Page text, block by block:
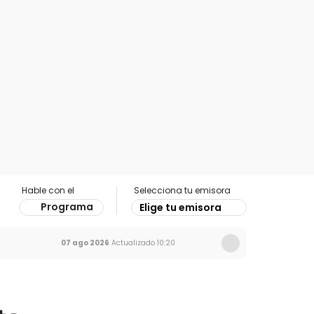
Hable con el
Programa
Selecciona tu emisora
Elige tu emisora
07 ago 2026 Actualizado 10:20